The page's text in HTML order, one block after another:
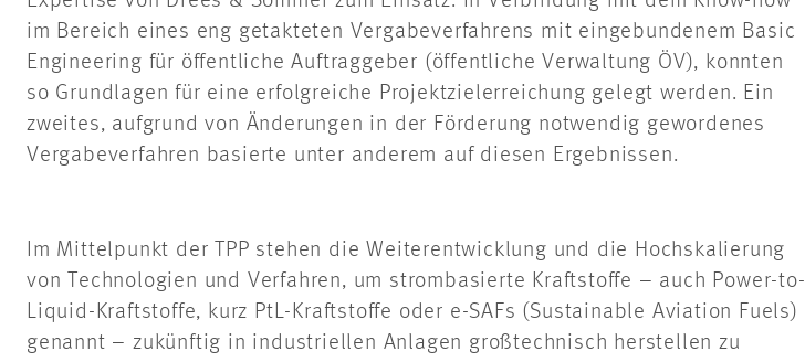
im Bereich eines eng getakteten Vergabeverfahrens mit eingebundenem Basic
Engineering für öffentliche Auftraggeber (öffentliche Verwaltung ÖV), konnten
so Grundlagen für eine erfolgreiche Projektzielerreichung gelegt werden. Ein
zweites, aufgrund von Änderungen in der Förderung notwendig gewordenes
Vergabeverfahren basierte unter anderem auf diesen Ergebnissen.
Im Mittelpunkt der TPP stehen die Weiterentwicklung und die Hochskalierung
von Technologien und Verfahren, um strombasierte Kraftstoffe – auch Power-to-
Liquid-Kraftstoffe, kurz PtL-Kraftstoffe oder e-SAFs (Sustainable Aviation Fuels)
genannt – zukünftig in industriellen Anlagen großtechnisch herstellen zu